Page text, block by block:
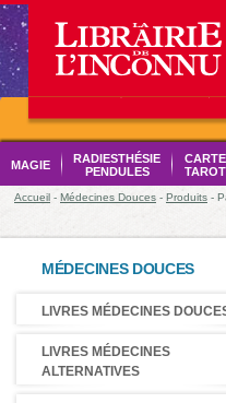
MAGIE
RADIESTHÉSIE
PENDULES
Accueil - Médecines Douces - Produits -
MÉDECINES DOUCES
LIVRES MÉDECINES
LIVRES MÉDECINES
ALTERNATIVES